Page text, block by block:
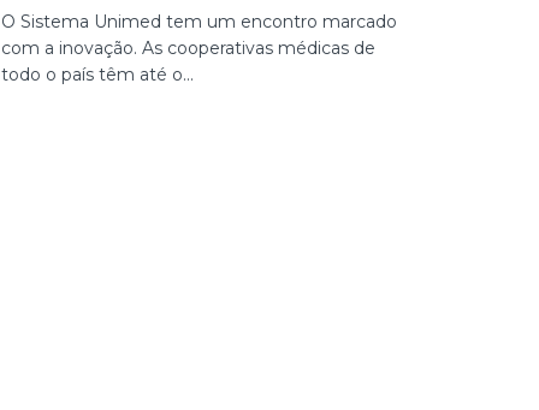
O Sistema Unimed tem um encontro marcado
com a inovação. As cooperativas médicas de
todo o país têm até o...